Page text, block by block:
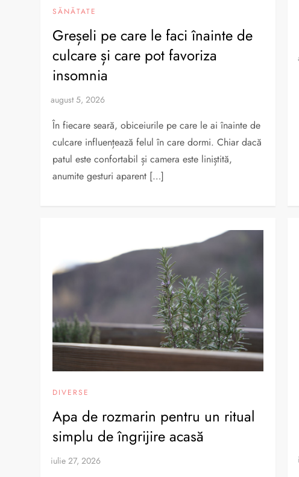
SĂNĂTATE
Greșeli pe care le faci înainte de
culcare și care pot favoriza
insomnia
În fiecare seară, obiceiurile pe care le ai înainte de
culcare influențează felul în care dormi. Chiar dacă
patul este confortabil și camera este liniștită,
anumite gesturi aparent […]
DIVERSE
Apa de rozmarin pentru un ritual
simplu de îngrijire acasă